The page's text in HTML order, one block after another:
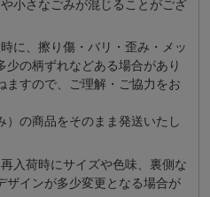
⼩さなごみが混じることがござ
に、擦り傷・バリ・歪み・メッ
少の柄ずれなどある場合があり
ますので、ご理解・ご協⼒をお
の商品をそのまま発送いたし
⼊荷時にサイズや⾊味、裏側な
ザインが多少変更となる場合が